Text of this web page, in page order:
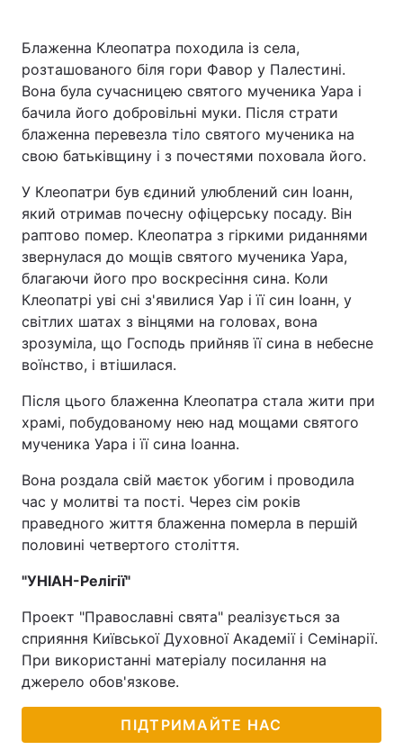
Блаженна Клеопатра походила із села,
розташованого біля гори Фавор у Палестині.
Вона була сучасницею святого мученика Уара і
бачила його добровільні муки. Після страти
блаженна перевезла тіло святого мученика на
свою батьківщину і з почестями поховала його.
У Клеопатри був єдиний улюблений син Іоанн,
який отримав почесну офіцерську посаду. Він
раптово помер. Клеопатра з гіркими риданнями
звернулася до мощів святого мученика Уара,
благаючи його про воскресіння сина. Коли
Клеопатрі уві сні з'явилися Уар і її син Іоанн, у
світлих шатах з вінцями на головах, вона
зрозуміла, що Господь прийняв її сина в небесне
воїнство, і втішилася.
Після цього блаженна Клеопатра стала жити при
храмі, побудованому нею над мощами святого
мученика Уара і її сина Іоанна.
Вона роздала свій маєток убогим і проводила
час у молитві та пості. Через сім років
праведного життя блаженна померла в першій
половині четвертого століття.
"УНІАН-Релігії"
Проект "Православні свята" реалізується за
сприяння Київської Духовної Академії і Семінарії.
При використанні матеріалу посилання на
джерело обов'язкове.
ПІДТРИМАЙТЕ НАС